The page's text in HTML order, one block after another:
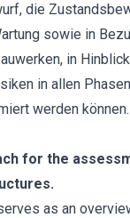
die
sowie in
in
in allen
werden können.
for the
as an